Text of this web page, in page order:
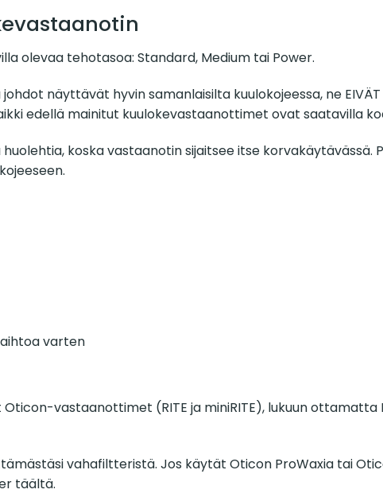
olevaa tehotasoa: Standard, Medium tai Power.
näyttävät hyvin samanlaisilta kuulokojeessa, ne
edellä mainitut kuulokevastaanottimet ovat saatavilla
koska vastaanotin sijaitsee itse
varten
vastaanottimet (RITE ja miniRITE), lukuun
vahafiltteristä. Jos käytät Oticon ProWaxia tai
täältä.